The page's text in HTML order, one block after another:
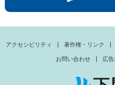
アクセシビリティ 著作権・リンク
お問い合わせ 広